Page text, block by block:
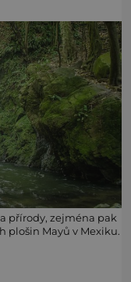
přírody, zejména pak
plošin Mayů v Mexiku.